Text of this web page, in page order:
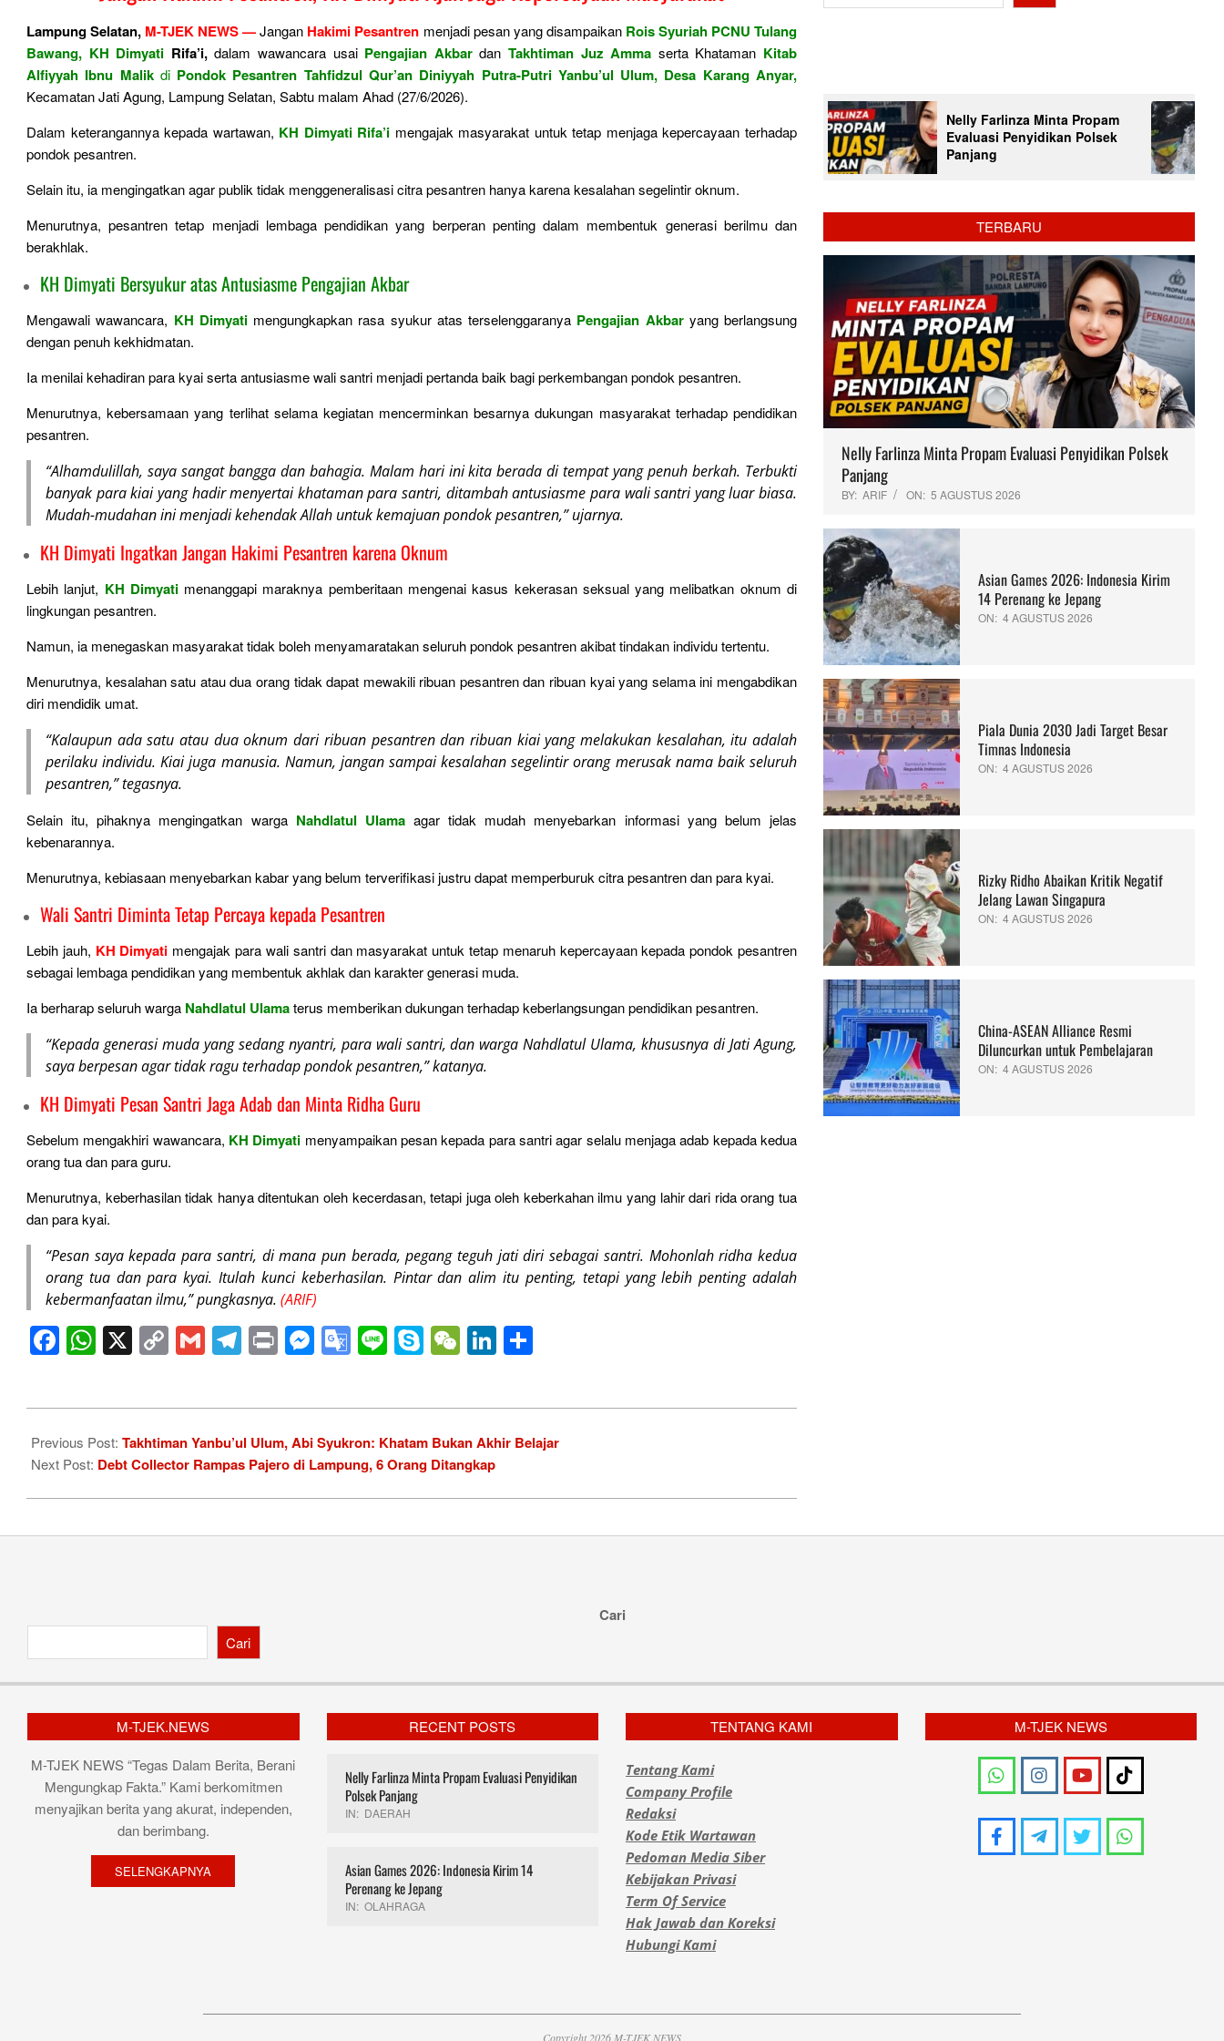
Lampung Selatan, M-TJEK NEWS —Jangan Hakimi Pesantren menjadi pesan yang disampaikan RoisSyuriah PCNU Tulang
Bawang, KH Dimyati Rifa’i,dalam wawancara usai Pengajian AkbardanTakhtiman Juz Amma serta Khataman Kitab
Alfiyyah Ibnu Malikdi Pondok Pesantren Tahfidzul Qur’an Diniyyah Putra-Putri Yanbu’ul Ulum, Desa Karang Anyar,
Kecamatan Jati Agung, Lampung Selatan, Sabtu malam Ahad (27/6/2026).
Dalam keterangannya kepada wartawan, KH Dimyati Rifa’i mengajak masyarakat untuk tetap menjaga kepercayaan terhadap
pondok pesantren.
Selain itu, ia mengingatkan agar publik tidak menggeneralisasi citra pesantren hanya karena kesalahan segelintir oknum.
Menurutnya, pesantren tetap menjadi lembaga pendidikan yang berperan penting dalam membentuk generasi berilmu dan
berakhlak.
KH Dimyati Bersyukur atas Antusiasme Pengajian Akbar
Mengawali wawancara, KH Dimyatimengungkapkan rasa syukur atas terselenggaranya Pengajian Akbaryang berlangsung
dengan penuh kekhidmatan.
Ia menilai kehadiran para kyai serta antusiasme wali santri menjadi pertanda baik bagi perkembangan pondok pesantren.
Menurutnya, kebersamaan yang terlihat selama kegiatan mencerminkan besarnya dukungan masyarakat terhadap pendidikan
pesantren.
“Alhamdulillah, saya sangat bangga dan bahagia. Malam hari ini kita berada di tempat yang penuh berkah. Terbukti
banyak para kiai yang hadir menyertai khataman para santri, ditambah antusiasme para wali santri yang luar biasa.
Mudah-mudahan ini menjadi kehendak Allah untuk kemajuan pondok pesantren,” ujarnya.
KH Dimyati Ingatkan Jangan Hakimi Pesantren karena Oknum
Lebih lanjut, KH Dimyatimenanggapi maraknya pemberitaan mengenai kasus kekerasan seksual yang melibatkan oknum di
lingkungan pesantren.
Namun, ia menegaskan masyarakat tidak boleh menyamaratakan seluruh pondok pesantren akibat tindakan individu tertentu.
Menurutnya, kesalahan satu atau dua orang tidak dapat mewakili ribuan pesantren dan ribuan kyai yang selama ini mengabdikan
diri mendidik umat.
“Kalaupun ada satu atau dua oknum dari ribuan pesantren dan ribuan kiai yang melakukan kesalahan, itu adalah
perilaku individu. Kiai juga manusia. Namun, jangan sampai kesalahan segelintir orang merusak nama baik seluruh
pesantren,” tegasnya.
Selain itu, pihaknya mengingatkan warga Nahdlatul Ulamaagar tidak mudah menyebarkan informasi yang belum jelas
kebenarannya.
Menurutnya, kebiasaan menyebarkan kabar yang belum terverifikasi justru dapat memperburuk citra pesantren dan para kyai.
Wali Santri Diminta Tetap Percaya kepada Pesantren
Lebih jauh, KH Dimyati mengajak para wali santri dan masyarakat untuk tetap menaruh kepercayaan kepada pondok pesantren
sebagai lembaga pendidikan yang membentuk akhlak dan karakter generasi muda.
Ia berharap seluruh warga Nahdlatul Ulamaterus memberikan dukungan terhadap keberlangsungan pendidikan pesantren.
“Kepada generasi muda yang sedang nyantri, para wali santri, dan warga Nahdlatul Ulama, khususnya di Jati Agung,
saya berpesan agar tidak ragu terhadap pondok pesantren,” katanya.
KH Dimyati Pesan Santri Jaga Adab dan Minta Ridha Guru
Sebelum mengakhiri wawancara, KH Dimyati menyampaikan pesan kepada para santri agar selalu menjaga adab kepada kedua
orang tua dan para guru.
Menurutnya, keberhasilan tidak hanya ditentukan oleh kecerdasan, tetapi juga oleh keberkahan ilmu yang lahir dari rida orang tua
dan para kyai.
“Pesan saya kepada para santri, di mana pun berada, pegang teguh jati diri sebagai santri. Mohonlah ridha kedua
orang tua dan para kyai. Itulah kunci keberhasilan. Pintar dan alim itu penting, tetapi yang lebih penting adalah
kebermanfaatan ilmu,” pungkasnya. (ARIF)
Facebook
WhatsApp
X Copy
Link
GmailTelegram
PrintMessenger
Google
Translate
LineSkypeWeChatLinkedIn
06-
28
Previous Post: Takhtiman Yanbu’ul Ulum, Abi Syukron: Khatam Bukan Akhir Belajar
Next Post: Debt Collector Rampas Pajero di Lampung, 6 Orang Ditangkap
Nelly Farlinza Minta Propam
Evaluasi Penyidikan Polsek
Panjang
TERBARU
Nelly Farlinza Minta Propam Evaluasi Penyidikan Polsek
Panjang
BY: ARIF ON: 5 AGUSTUS 2026
Asian Games 2026: Indonesia Kirim
14 Perenang ke Jepang
ON: 4 AGUSTUS 2026
Piala Dunia 2030 Jadi Target Besar
Timnas Indonesia
ON: 4 AGUSTUS 2026
Rizky Ridho Abaikan Kritik Negatif
Jelang Lawan Singapura
ON: 4 AGUSTUS 2026
China-ASEAN Alliance Resmi
Diluncurkan untuk Pembelajaran
ON: 4 AGUSTUS 2026
Cari
Cari
M-TJEK.NEWS
M-TJEK NEWS “Tegas Dalam Berita, Berani
Mengungkap Fakta.” Kami berkomitmen
menyajikan berita yang akurat, independen,
dan berimbang.
SELENGKAPNYA
RECENT POSTS
Nelly Farlinza Minta Propam Evaluasi Penyidikan
Polsek Panjang
IN: DAERAH
Asian Games 2026: Indonesia Kirim 14
Perenang ke Jepang
IN: OLAHRAGA
TENTANG KAMI
Tentang Kami
Company Profile
Redaksi
Kode Etik Wartawan
Pedoman Media Siber
Kebijakan Privasi
Term Of Service
Hak Jawab dan Koreksi
Hubungi Kami
M-TJEK NEWS
Copyright 2026 M-TJEK NEWS